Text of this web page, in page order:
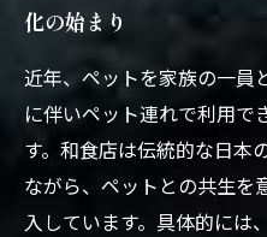
5. ペットと共に味わ
ペット連れでも安心
トレンドとは？
和食店が取り組むペ
とその魅力
化の始まり
近年、ペットを家族の一員
に伴いペット連れで利用で
す。和食店は伝統的な日本
ながら、ペットとの共生を
入しています。具体的には